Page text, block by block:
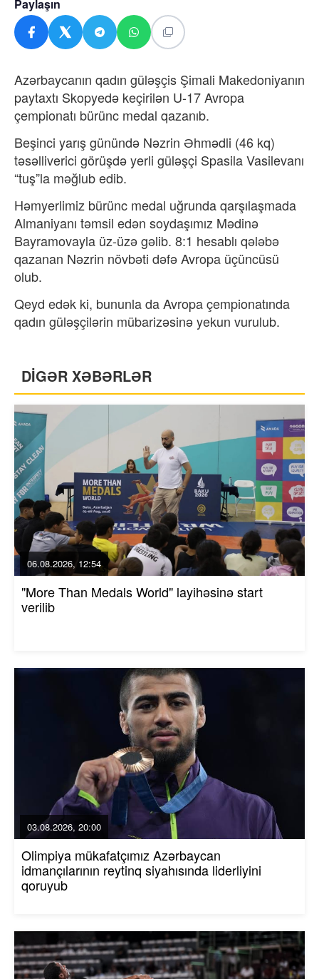
Paylaşın
Azərbaycanın qadın güləşçis Şimali Makedoniyanın
paytaxtı Skopyedə keçirilən U-17 Avropa
çempionatı bürünc medal qazanıb.
Beşinci yarış günündə Nəzrin Əhmədli (46 kq)
təsəlliverici görüşdə yerli güləşçi Spasila Vasilevanı
“tuş”la məğlub edib.
Həmyerlimiz bürünc medal uğrunda qarşılaşmada
Almaniyanı təmsil edən soydaşımız Mədinə
Bayramovayla üz-üzə gəlib. 8:1 hesablı qələbə
qazanan Nəzrin növbəti dəfə Avropa üçüncüsü
olub.
Qeyd edək ki, bununla da Avropa çempionatında
qadın güləşçilərin mübarizəsinə yekun vurulub.
DİGƏR XƏBƏRLƏR
06.08.2026, 12:54
"More Than Medals World" layihəsinə start
verilib
03.08.2026, 20:00
Olimpiya mükafatçımız Azərbaycan
idmançılarının reytinq siyahısında liderliyini
qoruyub